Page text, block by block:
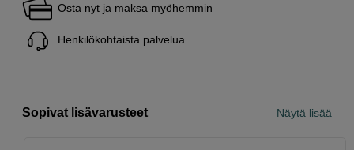
Osta nyt ja maksa myöhemmin
Henkilökohtaista palvelua
Sopivat lisävarusteet Näytä lisää